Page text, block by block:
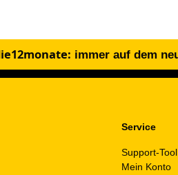
immer auf dem
Service
Support-Tool
Mein Konto